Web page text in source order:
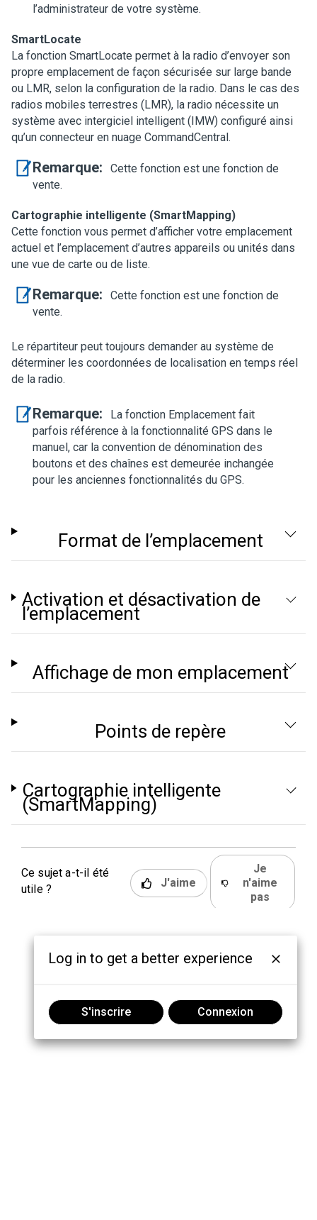
l’administrateur de votre système.
SmartLocate
La fonction SmartLocate permet à la radio d’envoyer son
propre emplacement de façon sécurisée sur large bande
ou LMR, selon la configuration de la radio. Dans le cas des
radios mobiles terrestres (LMR), la radio nécessite un
système avec intergiciel intelligent (IMW) configuré ainsi
qu’un connecteur en nuage CommandCentral.
Remarque:
Cette fonction est une fonction de
vente.
Cartographie intelligente (SmartMapping)
Cette fonction vous permet d’afficher votre emplacement
actuel et l’emplacement d’autres appareils ou unités dans
une vue de carte ou de liste.
Remarque:
Cette fonction est une fonction de
vente.
Le répartiteur peut toujours demander au système de
déterminer les coordonnées de localisation en temps réel
de la radio.
Remarque:
La fonction Emplacement fait
parfois référence à la fonctionnalité GPS dans le
manuel, car la convention de dénomination des
boutons et des chaînes est demeurée inchangée
pour les anciennes fonctionnalités du GPS.
Format de l’emplacement
Activation et désactivation de
l’emplacement
Affichage de mon emplacement
Points de repère
Cartographie intelligente
(SmartMapping)
Ce sujet a-t-il été
utile ?
J'aime
Je
n'aime
pas
Log in to get a better experience
S'inscrire Connexion